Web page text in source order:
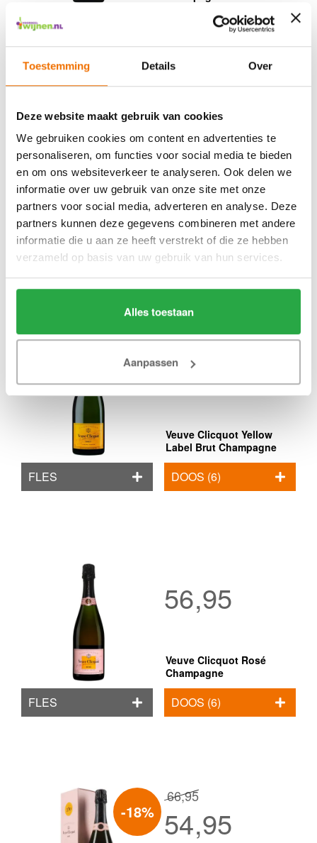
Toestemming Details Over
Deze website maakt gebruik van cookies
We gebruiken cookies om content en advertenties te
personaliseren, om functies voor social media te bieden
en om ons websiteverkeer te analyseren. Ook delen we
informatie over uw gebruik van onze site met onze
partners voor social media, adverteren en analyse. Deze
partners kunnen deze gegevens combineren met andere
informatie die u aan ze heeft verstrekt of die ze hebben
verzameld op basis van uw gebruik van hun services.
Alles toestaan
Aanpassen
Excuses, dit product is uitverkocht
Veuve Clicquot Yellow
Label Brut Giftbox
49,90
Excuses, dit product is uitverkocht
Veuve Clicquot Yellow
Label Brut Champagne
44,90
47,45
FLES DOOS (6)
Veuve Clicquot Rosé
Champagne
56,95
FLES DOOS (6)
-18%54,95
66,95